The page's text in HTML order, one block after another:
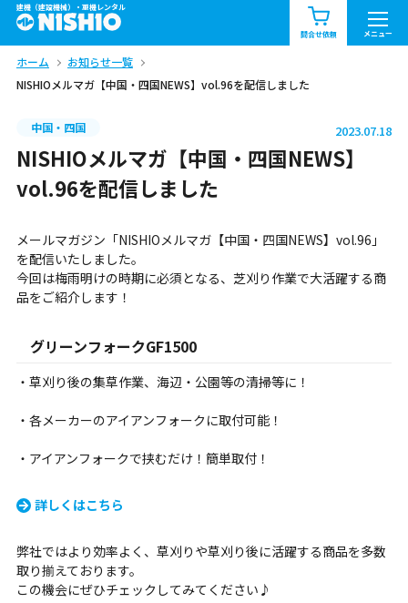
建機（建設機械）・重機レンタル
問合せ依頼 メニュー
商品一覧 お知らせ一覧
問合せ依頼リスト
北海道 東北 関東
中部 関西
九州・沖縄（外部）
ホーム
お知らせ一覧
NISHIOメルマガ【中国・四国NEWS】vol.96を配信しました
中国・四国 2023.07.18
NISHIOメルマガ【中国・四国NEWS】
vol.96を配信しました
メールマガジン「NISHIOメルマガ【中国・四国NEWS】vol.96」
を配信いたしました。
今回は梅雨明けの時期に必須となる、芝刈り作業で大活躍する商
品をご紹介します！
グリーンフォークGF1500
・草刈り後の集草作業、海辺・公園等の清掃等に！
・各メーカーのアイアンフォークに取付可能！
・アイアンフォークで挟むだけ！簡単取付！
詳しくはこちら
弊社ではより効率よく、草刈りや草刈り後に活躍する商品を多数
取り揃えております。
この機会にぜひチェックしてみてください♪